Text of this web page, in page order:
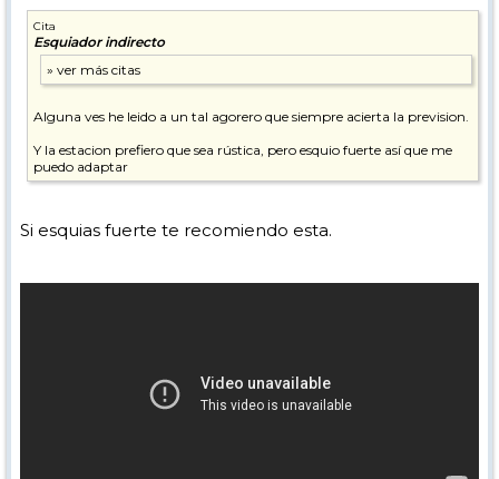
Cita
Esquiador indirecto
Alguna ves he leido a un tal agorero que siempre acierta la prevision.
Y la estacion prefiero que sea rústica, pero esquio fuerte así que me
puedo adaptar
Si esquias fuerte te recomiendo esta.